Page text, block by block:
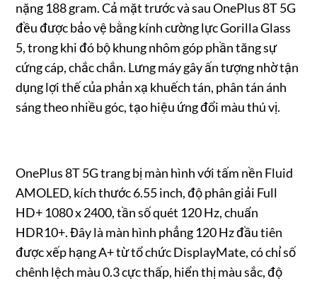
nặng 188 gram. Cả mặt trước và sau OnePlus 8T 5G
đều được bảo vệ bằng kính cường lực Gorilla Glass
5, trong khi đó bộ khung nhôm góp phần tăng sự
cứng cáp, chắc chắn. Lưng máy gây ấn tượng nhờ tận
dụng lợi thế của phản xạ khuếch tán, phân tán ánh
sáng theo nhiều góc, tạo hiệu ứng đổi màu thú vị.
OnePlus 8T 5G trang bị màn hình với tấm nền Fluid
AMOLED, kích thước 6.55 inch, độ phân giải Full
HD+ 1080 x 2400, tần số quét 120 Hz, chuẩn
HDR10+. Đây là màn hình phẳng 120 Hz đầu tiên
được xếp hạng A+ từ tổ chức DisplayMate, có chỉ số
chênh lệch màu 0.3 cực thấp, hiển thị màu sắc, độ